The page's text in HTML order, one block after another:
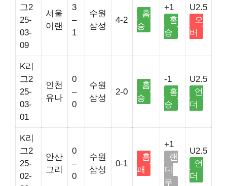
그2
25-
03-
09
서울
이랜
3
–
1
수원
삼성
4-2
홈
승
+1
홈
승
U2.5
오
버
K리
그2
25-
03-
01
인천
유나
0
–
0
수원
삼성
2-0
홈
승
-1
홈
승
U2.5
언
더
K리
그2
25-
02-
안산
그리
0
–
0
수원
삼성
0-1
홈
패
+1
핸
디
무
U2.5
언
더